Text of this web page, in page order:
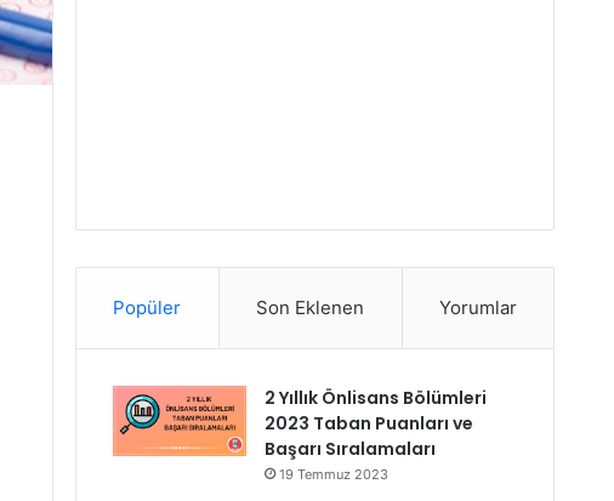
Popüler Son Eklenen Yorumlar
2 Yıllık Önlisans Bölümleri
2023 Taban Puanları ve
Başarı Sıralamaları
19 Temmuz 2023